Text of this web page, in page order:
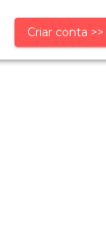
Criar conta >>